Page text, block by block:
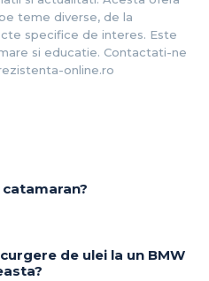
teme diverse, de la
specifice de interes. Este
si educatie. Contactati-ne
online.ro
de ulei la un BMW